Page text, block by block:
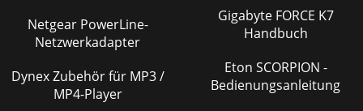
Netgear PowerLine-
Netzwerkadapter
Dynex Zubehör für MP3 /
MP4-Player
Gigabyte FORCE K7
Handbuch
Eton SCORPION -
Bedienungsanleitung